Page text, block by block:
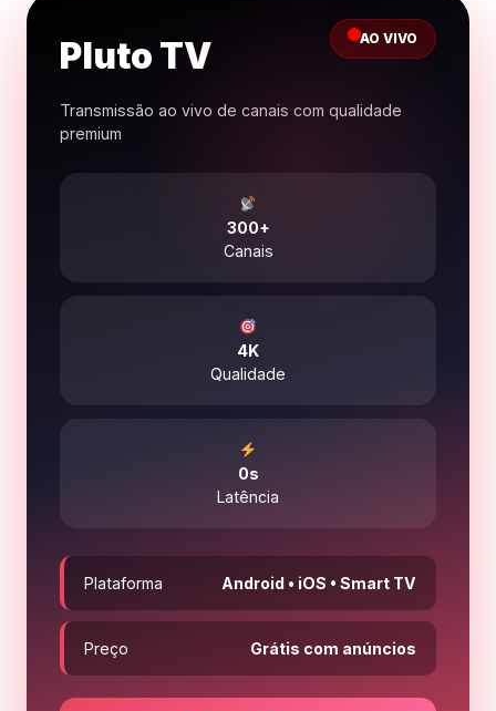
AO VIVO
Pluto TV
Transmissão ao vivo de canais com qualidade
premium
300+
Canais
4K
Qualidade
0s
Latência
Plataforma Android • iOS • Smart TV
Preço Grátis com anúncios